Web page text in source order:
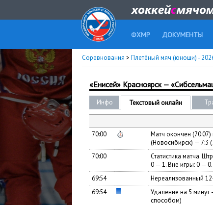
ФХМР ДОКУМЕНТЫ
Соревнования > Плетёный мяч (юноши) -
«Енисей» Красноярск —
Инфо Текстовый онлайн
70:00
Матч окончен
(Новосибирск) — 7:3
70:00
Статистика матча.
0 — 1. Вне игры: 0 —
69:54
Нереализованный
69:54
Удаление на 5
способом)